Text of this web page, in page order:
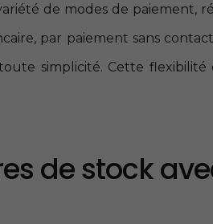
de modes de paiement,
par paiement sans
simplicité. Cette
de stock